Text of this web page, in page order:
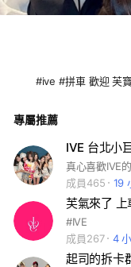
#ive #拼車
專屬推薦
IVE 台北小
成員465
19
芙氣來了 上
#IVE
成員267
4
起司的拆卡